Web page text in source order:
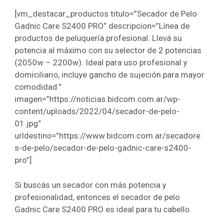
[vm_destacar_productos titulo=”Secador de Pelo
Gadnic Care S2400 PRO” descripcion=”Línea de
productos de peluquería profesional. Llevá su
potencia al máximo con su selector de 2 potencias
(2050w – 2200w). Ideal para uso profesional y
domiciliario, incluye gancho de sujeción para mayor
comodidad.”
imagen=”https://noticias.bidcom.com.ar/wp-
content/uploads/2022/04/secador-de-pelo-
01.jpg”
urldestino=”https://www.bidcom.com.ar/secadore
s-de-pelo/secador-de-pelo-gadnic-care-s2400-
pro”]
Si buscás un secador con más potencia y
profesionalidad, entonces el secador de pelo
Gadnic Care S2400 PRO es ideal para tu cabello.